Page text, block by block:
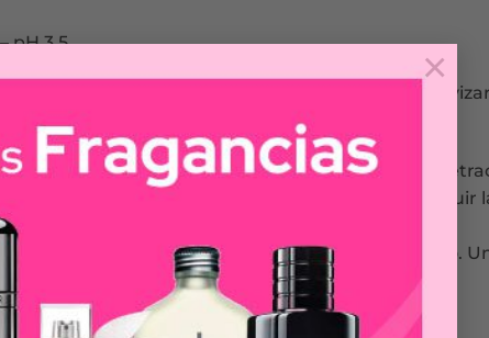
×
pH 3,5
Exfolia la superﬁcie de la piel, ayudando a
(alfa hidroxiácidos) lo que le permite una
fórmula contiene bisabolol para ayudar a disminuir
y elasticidad. Aporta luminosidad y brillo.
de expresión.